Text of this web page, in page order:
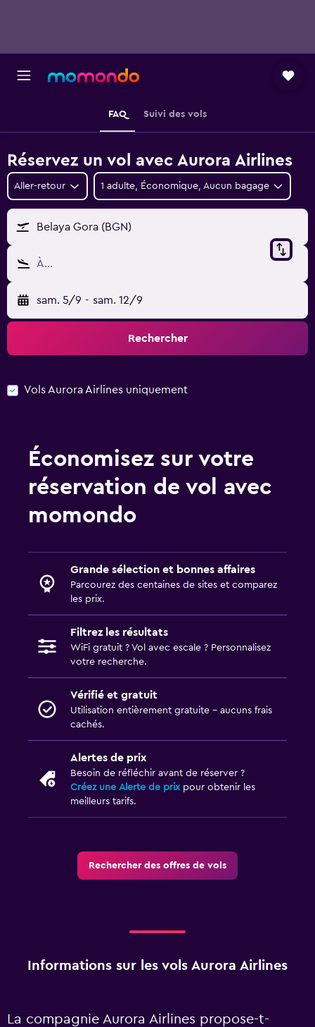
FAQ Suivi des vols
Réservez un vol avec Aurora Airlines
Aller-retour 1 adulte, Économique, Aucun bagage
Belaya Gora (BGN)
À…
sam. 5/9 - sam. 12/9
Rechercher
Vols Aurora Airlines uniquement
Économisez sur votre
réservation de vol avec
momondo
Grande sélection et bonnes affaires
Parcourez des centaines de sites et comparez
les prix.
Filtrez les résultats
WiFi gratuit ? Vol avec escale ? Personnalisez
votre recherche.
Vérifié et gratuit
Utilisation entièrement gratuite - aucuns frais
cachés.
Alertes de prix
Besoin de réfléchir avant de réserver ?
Créez une Alerte de prix pour obtenir les
meilleurs tarifs.
Rechercher des offres de vols
Informations sur les vols Aurora Airlines
La compagnie Aurora Airlines propose-t-